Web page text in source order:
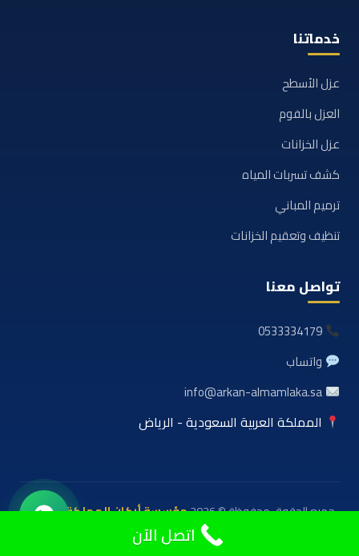
خدماتنا
عزل الأسطح
العزل بالفوم
عزل الخزانات
كشف تسربات المياه
ترميم المباني
تنظيف وتعقيم الخزانات
تواصل معنا
0533334179
واتساب
info@arkan-almamlaka.sa
المملكة العربية السعودية - الرياض
جميع الحقوق محفوظة © 2026
مؤسسة أركان المملكة للعوازل
والمقاولات
اتصل الآن